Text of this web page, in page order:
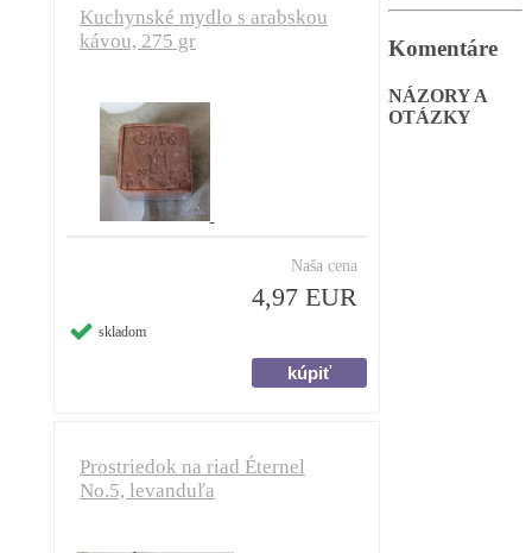
Kuchynské mydlo s arabskou
kávou, 275 gr
Naša cena
4,97 EUR
skladom
Prostriedok na riad Éternel
No.5, levanduľa
Komentáre
NÁZORY A
OTÁZKY